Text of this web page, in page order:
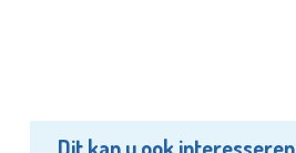
Dit kan u ook interesseren